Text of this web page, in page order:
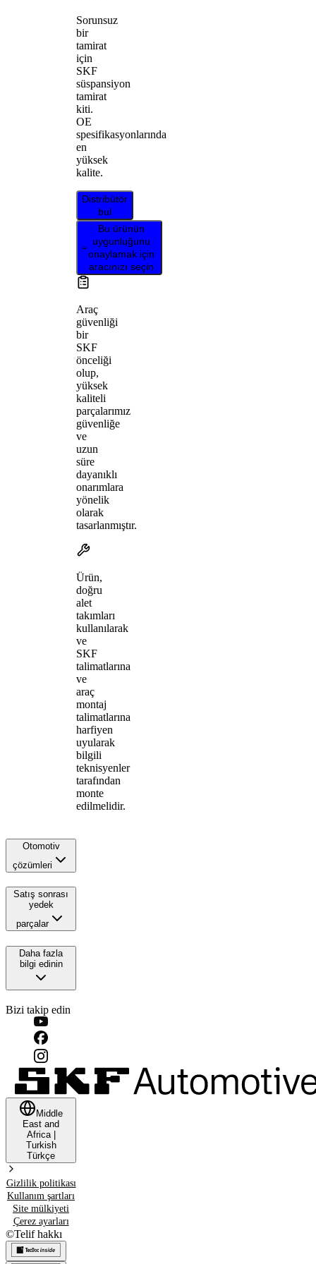
Sorunsuz
bir
tamirat
için
SKF
süspansiyon
tamirat
kiti.
OE
spesifikasyonlarında
en
yüksek
kalite.
Distribütör
bul
Bu ürünün
uygunluğunu
onaylamak için
aracınızı seçin
Araç
güvenliği
bir
SKF
önceliği
olup,
yüksek
kaliteli
parçalarımız
güvenliğe
ve
uzun
süre
dayanıklı
onarımlara
yönelik
olarak
tasarlanmıştır.
Ürün,
doğru
alet
takımları
kullanılarak
ve
SKF
talimatlarına
ve
araç
montaj
talimatlarına
harfiyen
uyularak
bilgili
teknisyenler
tarafından
monte
edilmelidir.
Otomotiv
çözümleri
Satış sonrası
yedek
parçalar
Daha fazla
bilgi edinin
Bizi takip edin
Middle
East and
Africa|
Turkish
Türkçe
Gizlilik politikası
Kullanım şartları
Site mülkiyeti
Çerez ayarları
©Telif hakkı